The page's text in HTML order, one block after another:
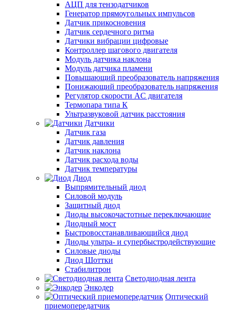
АЦП для тензодатчиков
Генератор прямоугольных импульсов
Датчик прикосновения
Датчик сердечного ритма
Датчики вибрации цифровые
Контроллер шагового двигателя
Модуль датчика наклона
Модуль датчика пламени
Повышающий преобразователь напряжения
Понижающий преобразователь напряжения
Регулятор скорости AC двигателя
Термопара типа К
Ультразвуковой датчик расстояния
Датчики
Датчик газа
Датчик давления
Датчик наклона
Датчик расхода воды
Датчик температуры
Диод
Выпрямительный диод
Силовой модуль
Защитный диод
Диоды высокочастотные переключающие
Диодный мост
Быстровосстанавливающийся диод
Диоды ультра- и супербыстродействующие
Силовые диоды
Диод Шоттки
Стабилитрон
Светодиодная лента
Энкодер
Оптический
приемопередатчик